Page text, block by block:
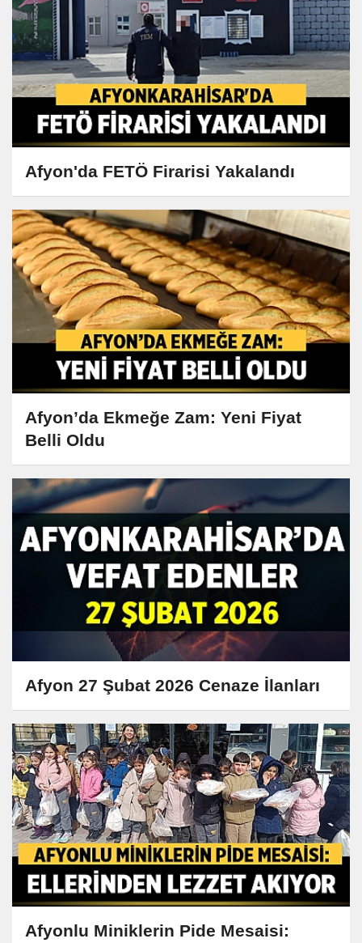
Afyon'da FETÖ Firarisi Yakalandı
Afyon’da Ekmeğe Zam: Yeni Fiyat
Belli Oldu
Afyon 27 Şubat 2026 Cenaze İlanları
Afyonlu Miniklerin Pide Mesaisi: